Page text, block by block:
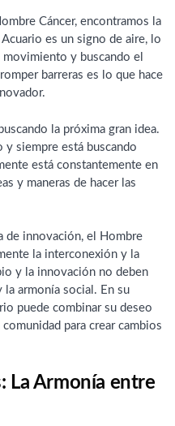
Cáncer, encontramos la
Acuario es un signo de aire, lo
y buscando el
barreras es lo que hace
la próxima gran idea.
y siempre está buscando
está constantemente en
y maneras de hacer las
de innovación, el Hombre
la interconexión y la
y la innovación no deben
la armonía social. En su
puede combinar su deseo
para crear cambios
La Armonía entre